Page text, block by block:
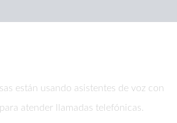
están usando asistentes de voz con
atender llamadas telefónicas.